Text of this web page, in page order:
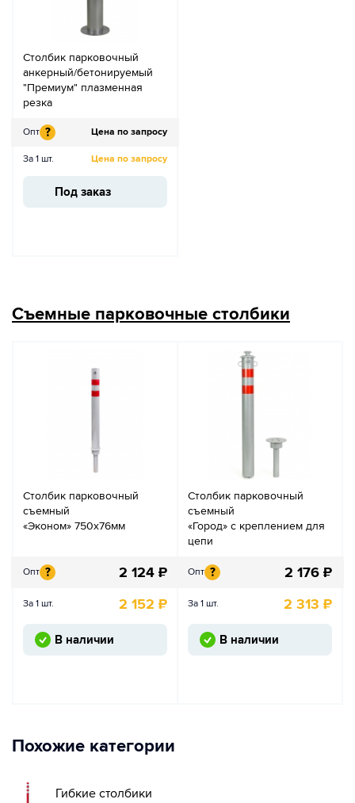
Столбик парковочный
анкерный/бетонируемый
"Премиум" плазменная
резка
Опт ? Цена по запросу
За 1 шт. Цена по запросу
Под заказ
Съемные парковочные столбики
Столбик парковочный
съемный
«Эконом» 750х76мм
Опт ? 2 124 ₽
За 1 шт. 2 152 ₽
В наличии
Столбик парковочный
съемный
«Город» с креплением для
цепи
Опт ? 2 176 ₽
За 1 шт. 2 313 ₽
В наличии
Похожие категории
Гибкие столбики